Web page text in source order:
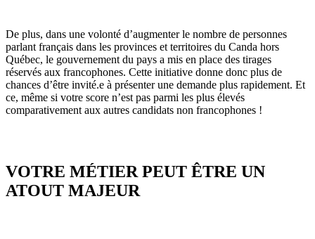
De plus, dans une volonté d’augmenter le nombre de personnes
parlant français dans les provinces et territoires du Canda hors
Québec, le gouvernement du pays a mis en place des tirages
réservés aux francophones. Cette initiative donne donc plus de
chances d’être invité.e à présenter une demande plus rapidement. Et
ce, même si votre score n’est pas parmi les plus élevés
comparativement aux autres candidats non francophones !
VOTRE MÉTIER PEUT ÊTRE UN
ATOUT MAJEUR